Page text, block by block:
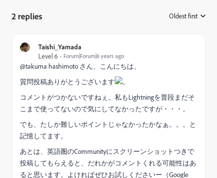
2 replies Oldest first
Taishi_Yamada
Level 6
Forum|Forum|6 years ago
@takuma hashimoto さん、こんにちは、
質問投稿ありがとうございます
。
コメントがつかないですねぇ。私もLightningを普段まだそ
こまで使ってないので気にしてなかったですが・・・。
でも、たしか難しいポイントじゃなかったかなぁ。。。と
記憶してます。
あとは、英語圏のCommunityにスクリーンショットつきで
投稿してもらえると、だれかがコメントくれる可能性はあ
ると思います。よければぜひお試しくださいー（Google